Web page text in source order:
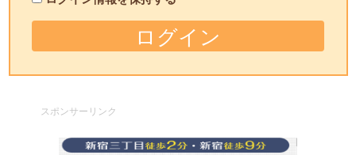
スポンサーリンク